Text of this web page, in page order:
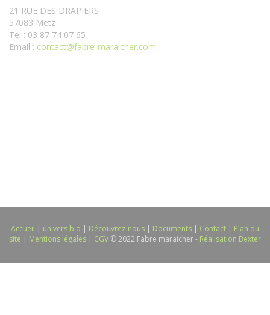
21 RUE DES DRAPIERS
57083 Metz
Tel : 03 87 74 07 65
Email : contact@fabre-maraicher.com
Accueil | univers bio | Découvrez-nous | Documents | Contact | Plan du
site | Mentions légales | CGV © 2022 Fabre maraicher - Réalisation Bexter